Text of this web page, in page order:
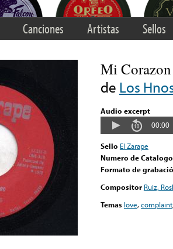
Canciones Artistas Sellos
Mi
de Los
Audio excerpt
00:00
Sello El Zarape
Numero de Catalogo
Formato de
Compositor Ruiz,
Temas love,complaint